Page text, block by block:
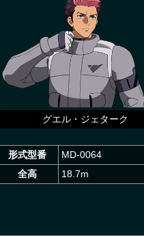
グエル・ジェターク
形式型番
MD-0064
全高
18.7m